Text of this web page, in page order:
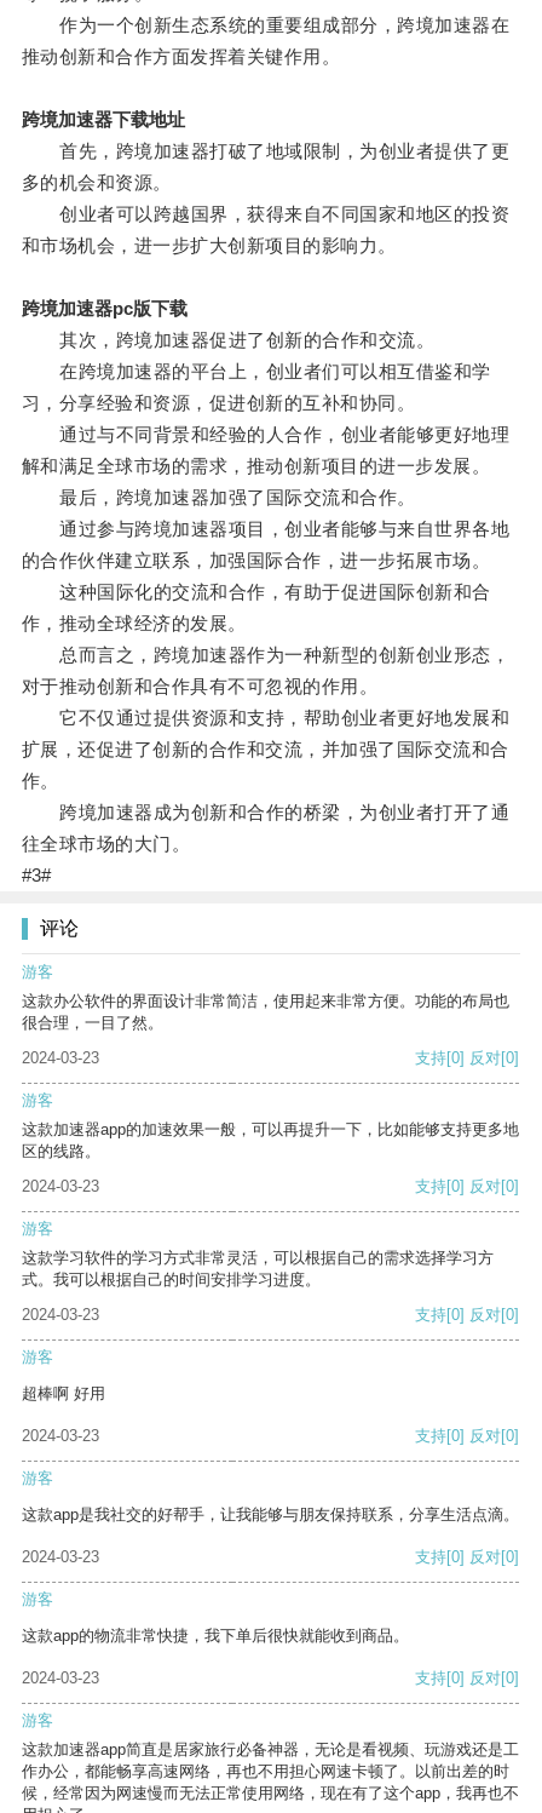
作为一个创新生态系统的重要组成部分，跨境加速器在
推动创新和合作方面发挥着关键作用。
跨境加速器下载地址
首先，跨境加速器打破了地域限制，为创业者提供了更
多的机会和资源。
创业者可以跨越国界，获得来自不同国家和地区的投资
和市场机会，进一步扩大创新项目的影响力。
跨境加速器pc版下载
其次，跨境加速器促进了创新的合作和交流。
在跨境加速器的平台上，创业者们可以相互借鉴和学
习，分享经验和资源，促进创新的互补和协同。
通过与不同背景和经验的人合作，创业者能够更好地理
解和满足全球市场的需求，推动创新项目的进一步发展。
最后，跨境加速器加强了国际交流和合作。
通过参与跨境加速器项目，创业者能够与来自世界各地
的合作伙伴建立联系，加强国际合作，进一步拓展市场。
这种国际化的交流和合作，有助于促进国际创新和合
作，推动全球经济的发展。
总而言之，跨境加速器作为一种新型的创新创业形态，
对于推动创新和合作具有不可忽视的作用。
它不仅通过提供资源和支持，帮助创业者更好地发展和
扩展，还促进了创新的合作和交流，并加强了国际交流和合
作。
跨境加速器成为创新和合作的桥梁，为创业者打开了通
往全球市场的大门。
#3#
评论
游客
这款办公软件的界面设计非常简洁，使用起来非常方便。功能的布局也
很合理，一目了然。
2024-03-23
支持[0] 反对[0]
游客
这款加速器app的加速效果一般，可以再提升一下，比如能够支持更多地
区的线路。
2024-03-23
支持[0] 反对[0]
游客
这款学习软件的学习方式非常灵活，可以根据自己的需求选择学习方
式。我可以根据自己的时间安排学习进度。
2024-03-23
支持[0] 反对[0]
游客
超棒啊 好用
2024-03-23 支持[0] 反对[0]
游客
这款app是我社交的好帮手，让我能够与朋友保持联系，分享生活点滴。
2024-03-23 支持[0] 反对[0]
游客
这款app的物流非常快捷，我下单后很快就能收到商品。
2024-03-23 支持[0] 反对[0]
游客
这款加速器app简直是居家旅行必备神器，无论是看视频、玩游戏还是工
作办公，都能畅享高速网络，再也不用担心网速卡顿了。以前出差的时
候，经常因为网速慢而无法正常使用网络，现在有了这个app，我再也不